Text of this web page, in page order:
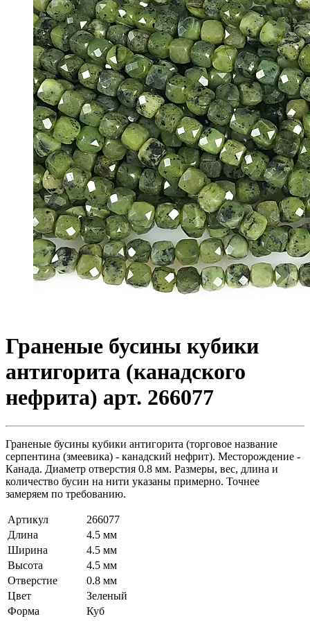
Граненые бусины кубики
антигорита (канадского
нефрита) арт. 266077
Граненые бусины кубики антигорита (торговое название
серпентина (змеевика) - канадский нефрит). Месторождение -
Канада. Диаметр отверстия 0.8 мм. Размеры, вес, длина и
количество бусин на нити указаны примерно. Точнее
замеряем по требованию.
Артикул
266077
Длина
4.5 мм
Ширина
4.5 мм
Высота
4.5 мм
Отверстие
0.8 мм
Цвет
Зеленый
Форма
Куб